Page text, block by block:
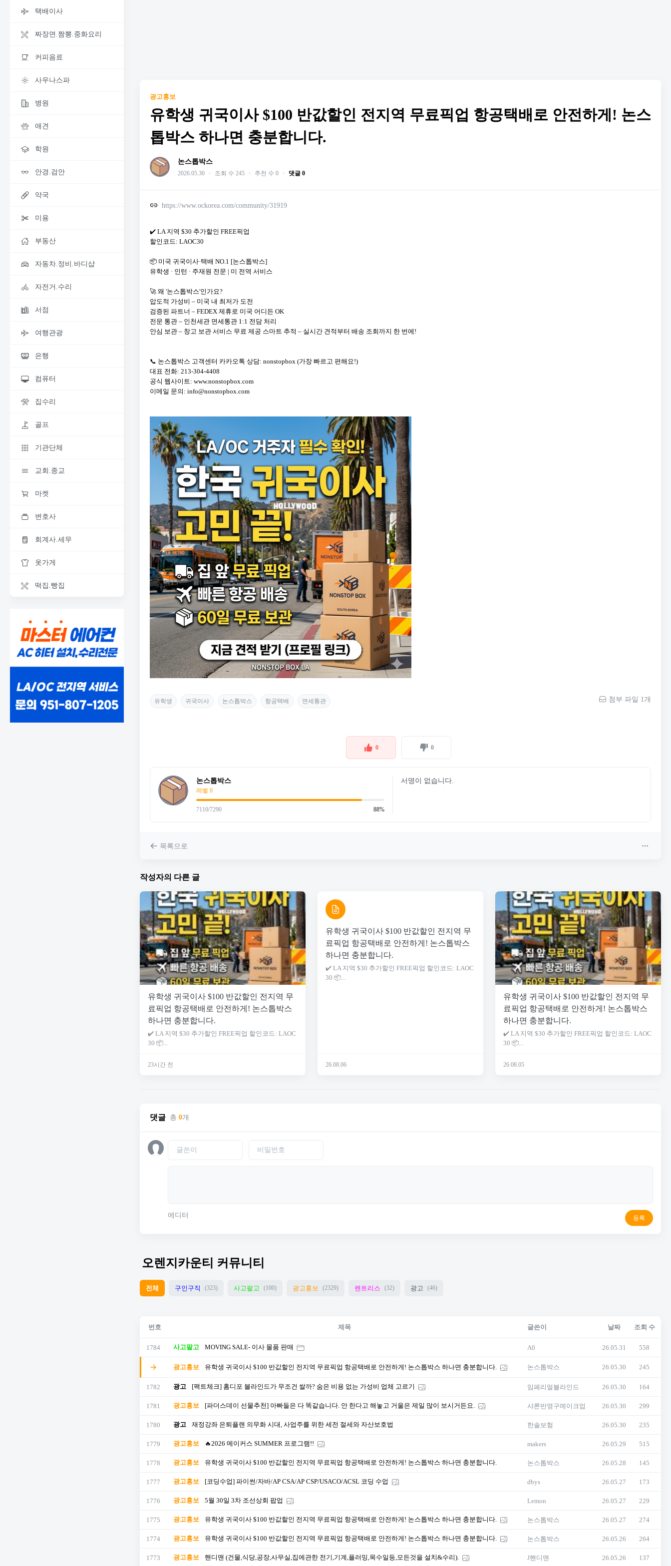
택배이사
짜장면.짬뽕.중화요리
커피음료
사우나스파
병원
애견
학원
안경.검안
약국
미용
부동산
자동차.정비.바디샵
자전거.수리
서점
여행관광
은행
컴퓨터
집수리
골프
기관단체
교회.종교
마켓
변호사
회계사.세무
옷가게
떡집.빵집
광고홍보
유학생 귀국이사 $100 반값할인 전지역 무료픽업 항공택배로 안전하게! 논스
톱박스 하나면 충분합니다.
논스톱박스
2026.05.30 ・ 조회 수 245 ・ 추천 수 0 ・ 댓글 0
https://www.ockorea.com/community/31919
✔️ LA 지역 $30 추가할인 FREE픽업
할인코드: LAOC30
📦 미국 귀국이사·택배 NO.1 [논스톱박스]
유학생 · 인턴 · 주재원 전문 | 미 전역 서비스
🚀 왜 '논스톱박스'인가요?
압도적 가성비 – 미국 내 최저가 도전
검증된 파트너 – FEDEX 제휴로 미국 어디든 OK
전문 통관 – 인천세관 면세통관 1:1 전담 처리
안심 보관 – 창고 보관 서비스 무료 제공 스마트 추적 – 실시간 견적부터 배송 조회까지 한 번에!
📞 논스톱박스 고객센터 카카오톡 상담: nonstopbox (가장 빠르고 편해요!)
대표 전화: 213-304-4408
공식 웹사이트: www.nonstopbox.com
이메일 문의: info@nonstopbox.com
유학생 귀국이사 논스톱박스 항공택배 면세통관 첨부 파일 1개
0 0
논스톱박스
레벨 8
7110/7290 88%
서명이 없습니다.
목록으로
작성자의 다른 글
유학생 귀국이사 $100 반값할인 전지역 무
료픽업 항공택배로 안전하게! 논스톱박스
하나면 충분합니다.
✔️ LA 지역 $30 추가할인 FREE픽업 할인코드: LAOC
30 📦...
23시간 전
유학생 귀국이사 $100 반값할인 전지역 무
료픽업 항공택배로 안전하게! 논스톱박스
하나면 충분합니다.
✔️ LA 지역 $30 추가할인 FREE픽업 할인코드: LAOC
30 📦...
26.08.06
유학생 귀국이사 $100 반값할인 전지역 무
료픽업 항공택배로 안전하게! 논스톱박스
하나면 충분합니다.
✔️ LA 지역 $30 추가할인 FREE픽업 할인코드: LAOC
30 📦...
26.08.05
댓글 총 0개
에디터 등록
오렌지카운티 커뮤니티
전체 구인구직 (323) 사고팔고 (100) 광고홍보 (2329) 렌트리스 (32) 광고 (46)
번호 제목 글쓴이 날짜 조회 수
1784 사고팔고 MOVING SALE- 이사 물품 판매 A0 26.05.31 558
광고홍보 유학생 귀국이사 $100 반값할인 전지역 무료픽업 항공택배로 안전하게! 논스톱박스 하나면 충분합니다. 논스톱박스 26.05.30 245
1782 광고 [팩트체크] 홈디포 블라인드가 무조건 쌀까? 숨은 비용 없는 가성비 업체 고르기 임페리얼블라인드 26.05.30 164
1781 광고홍보 [파더스데이 선물추천] 아빠들은 다 똑같습니다. 안 한다고 해놓고 거울은 제일 많이 보시거든요. 샤론반영구메이크업 26.05.30 299
1780 광고 재정강좌 은퇴플랜 의무화 시대, 사업주를 위한 세전 절세와 자산보호법 한솔보험 26.05.30 235
1779 광고홍보 🔥2026 메이커스 SUMMER 프로그램!! makers 26.05.29 515
1778 광고홍보 유학생 귀국이사 $100 반값할인 전지역 무료픽업 항공택배로 안전하게! 논스톱박스 하나면 충분합니다. 논스톱박스 26.05.28 145
1777 광고홍보 [코딩수업] 파이썬/자바/AP CSA/AP CSP/USACO/ACSL 코딩 수업 dbys 26.05.27 173
1776 광고홍보 5월 30일 3차 조선상회 팝업 Lemon 26.05.27 229
1775 광고홍보 유학생 귀국이사 $100 반값할인 전지역 무료픽업 항공택배로 안전하게! 논스톱박스 하나면 충분합니다. 논스톱박스 26.05.27 274
1774 광고홍보 유학생 귀국이사 $100 반값할인 전지역 무료픽업 항공택배로 안전하게! 논스톱박스 하나면 충분합니다. 논스톱박스 26.05.26 264
1773 광고홍보 핸디맨 (건물,식당,공장,사무실,집에관한 전기,기계,플러밍,목수일등,모든것을 설치&수리). J핸디맨 26.05.26 137